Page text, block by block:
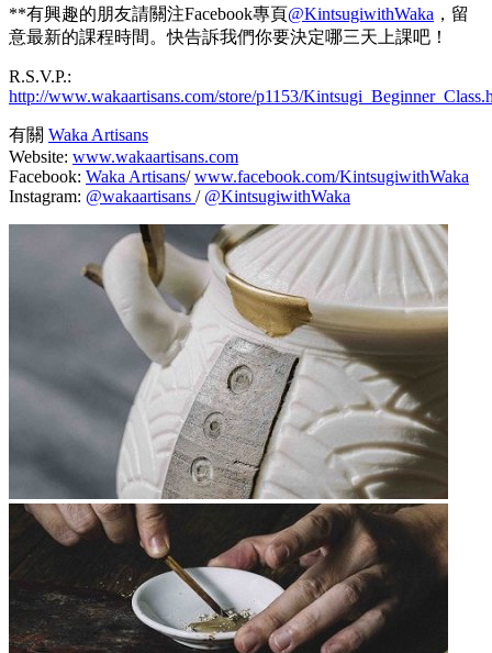
**有興趣的朋友請關注Facebook專頁@KintsugiwithWaka ，留
意最新的課程時間。快告訴我們你要決定哪三天上課吧！
R.S.V.P.:
http://www.wakaartisans.com/store/p1153/
有關 Waka Artisans
Website: www.wakaartisans.com
Facebook: Waka Artisans/www.facebook.com/KintsugiwithWaka
Instagram: @wakaartisans / @KintsugiwithWaka